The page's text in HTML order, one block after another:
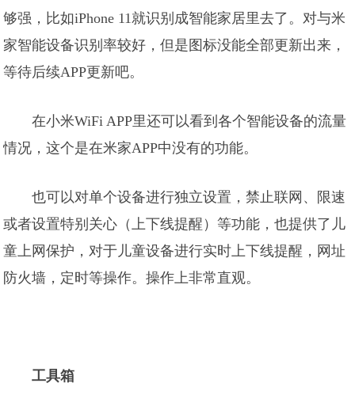
够强，比如iPhone 11就识别成智能家居里去了。对与米
家智能设备识别率较好，但是图标没能全部更新出来，
等待后续APP更新吧。
在小米WiFi APP里还可以看到各个智能设备的流量
情况，这个是在米家APP中没有的功能。
也可以对单个设备进行独立设置，禁止联网、限速
或者设置特别关心（上下线提醒）等功能，也提供了儿
童上网保护，对于儿童设备进行实时上下线提醒，网址
防火墙，定时等操作。操作上非常直观。
工具箱